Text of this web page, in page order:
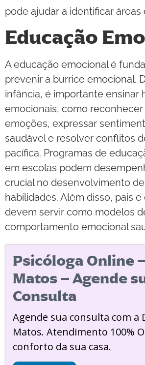
pode ajudar a identificar áreas
Educação
A educação emocional é
prevenir a burrice emocional.
infância, é importante ensinar
emocionais, como
emoções, expressar
saudável e resolver conflitos
pacífica. Programas de
em escolas podem
crucial no desenvolvimento
habilidades. Além disso, pais
devem servir como modelos
comportamento emocional
Psicóloga Online
Matos – Agende
Consulta
Agende sua consulta com a
Matos. Atendimento 100%
conforto da sua casa.